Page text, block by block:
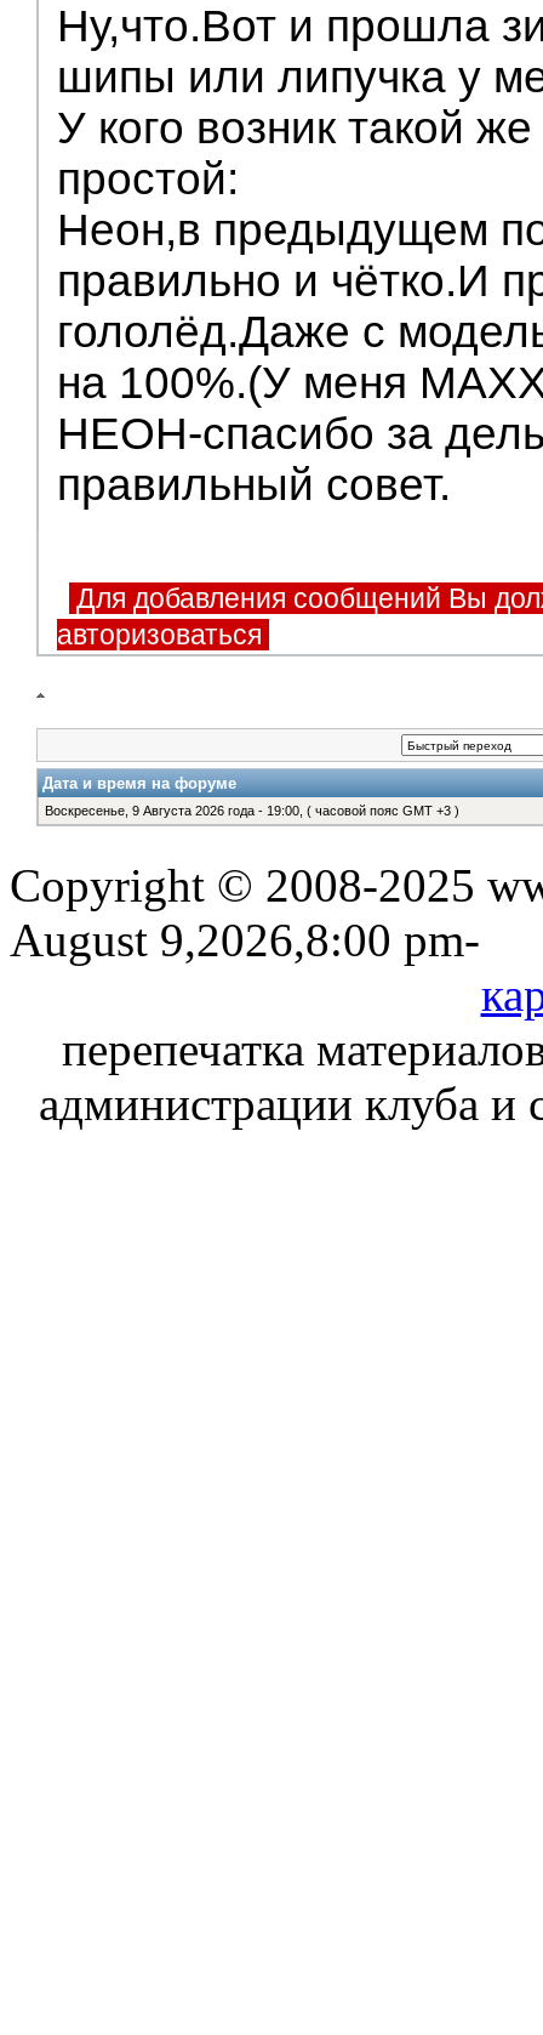
Ну,что.Вот и прошла
шипы или липучка у
У кого возник такой
простой:
Неон,в предыдущем
правильно и чётко.И
гололёд.Даже с
на 100%.(У меня
НЕОН-спасибо за
правильный совет.
Для добавления сообщений Вы
авторизоваться
Дата и время на форуме
Воскресенье, 9 Августа 2026 года - 19:00, ( часовой пояс GMT +3 )
Copyright © 2008-2025
August 9,2026,8:00 pm-
перепечатка
администрации клуба и